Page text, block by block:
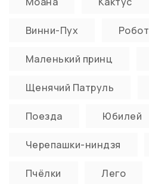
Винни-Пух Робот
Маленький принц
Щенячий Патруль
Поезда Юбилей
Черепашки-ниндзя
Пчёлки Лего